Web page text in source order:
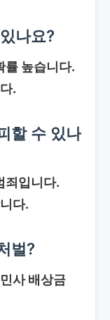
나요?
률 높습니다.
.
할 수 있나
죄입니다.
다.
벌?
사 배상금